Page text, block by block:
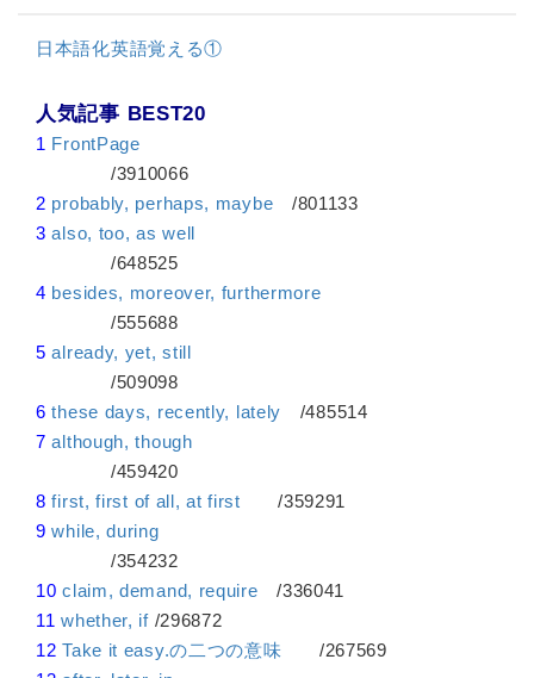
日本語化英語覚える①
人気記事 BEST20
1 FrontPage
/3910066
2 probably, perhaps, maybe /801133
3 also, too, as well
/648525
4 besides, moreover, furthermore
/555688
5 already, yet, still
/509098
6 these days, recently, lately /485514
7 although, though
/459420
8 first, first of all, at first /359291
9 while, during
/354232
10 claim, demand, require /336041
11 whether, if/296872
12 Take it easy.の二つの意味 /267569